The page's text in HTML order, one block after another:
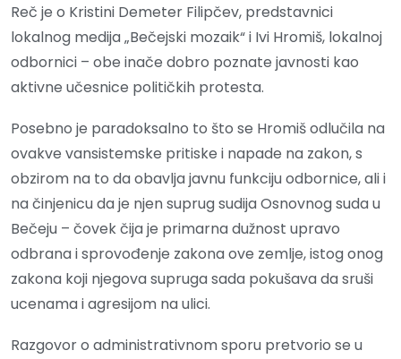
Reč je o Kristini Demeter Filipčev, predstavnici
lokalnog medija „Bečejski mozaik“ i Ivi Hromiš, lokalnoj
odbornici – obe inače dobro poznate javnosti kao
aktivne učesnice političkih protesta.
Posebno je paradoksalno to što se Hromiš odlučila na
ovakve vansistemske pritiske i napade na zakon, s
obzirom na to da obavlja javnu funkciju odbornice, ali i
na činjenicu da je njen suprug sudija Osnovnog suda u
Bečeju – čovek čija je primarna dužnost upravo
odbrana i sprovođenje zakona ove zemlje, istog onog
zakona koji njegova supruga sada pokušava da sruši
ucenama i agresijom na ulici.
Razgovor o administrativnom sporu pretvorio se u